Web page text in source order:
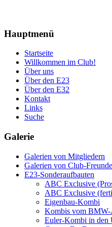
Hauptmenü
Startseite
Willkommen im Club!
Über uns
Über den E23
Über den E32
Kontakt
Links
Suche
Galerie
Galerien von Mitgliedern
Galerien von Club-
E23-Sonderaufbauten
ABC Exclusive
ABC Exclusive
Eigenbau-Kombi
Kombis vom BMW-
Euler-Kombi in den